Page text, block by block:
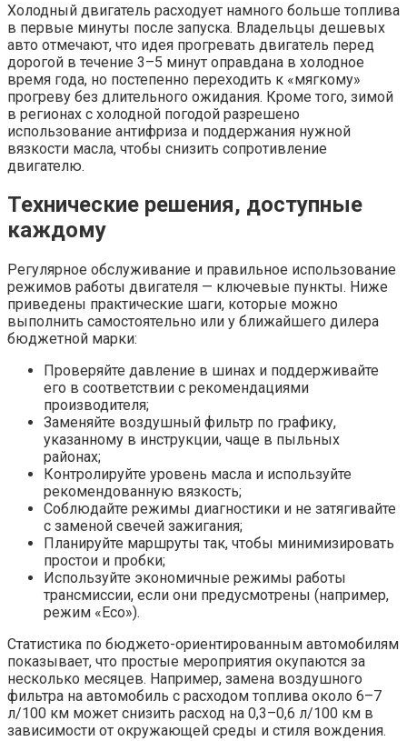
Холодный двигатель расходует намного больше топлива
в первые минуты после запуска. Владельцы дешевых
авто отмечают, что идея прогревать двигатель перед
дорогой в течение 3–5 минут оправдана в холодное
время года, но постепенно переходить к «мягкому»
прогреву без длительного ожидания. Кроме того, зимой
в регионах с холодной погодой разрешено
использование антифриза и поддержания нужной
вязкости масла, чтобы снизить сопротивление
двигателю.
Технические решения, доступные
каждому
Регулярное обслуживание и правильное использование
режимов работы двигателя — ключевые пункты. Ниже
приведены практические шаги, которые можно
выполнить самостоятельно или у ближайшего дилера
бюджетной марки:
Проверяйте давление в шинах и поддерживайте
его в соответствии с рекомендациями
производителя;
Заменяйте воздушный фильтр по графику,
указанному в инструкции, чаще в пыльных
районах;
Контролируйте уровень масла и используйте
рекомендованную вязкость;
Соблюдайте режимы диагностики и не затягивайте
с заменой свечей зажигания;
Планируйте маршруты так, чтобы минимизировать
простои и пробки;
Используйте экономичные режимы работы
трансмиссии, если они предусмотрены (например,
режим «Eco»).
Статистика по бюджето-ориентированным автомобилям
показывает, что простые мероприятия окупаются за
несколько месяцев. Например, замена воздушного
фильтра на автомобиль с расходом топлива около 6–7
л/100 км может снизить расход на 0,3–0,6 л/100 км в
зависимости от окружающей среды и стиля вождения.